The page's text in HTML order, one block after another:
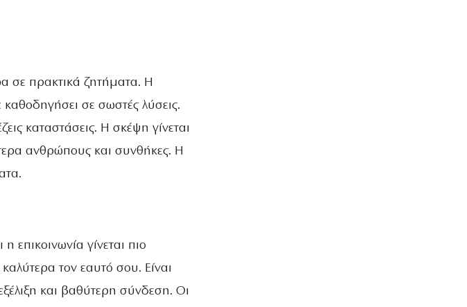
σε πρακτικά ζητήματα. Η
σε σωστές λύσεις.
καταστάσεις. Η σκέψη γίνεται
ανθρώπους και συνθήκες. Η
επικοινωνία γίνεται πιο
τον εαυτό σου. Είναι
και βαθύτερη σύνδεση. Οι